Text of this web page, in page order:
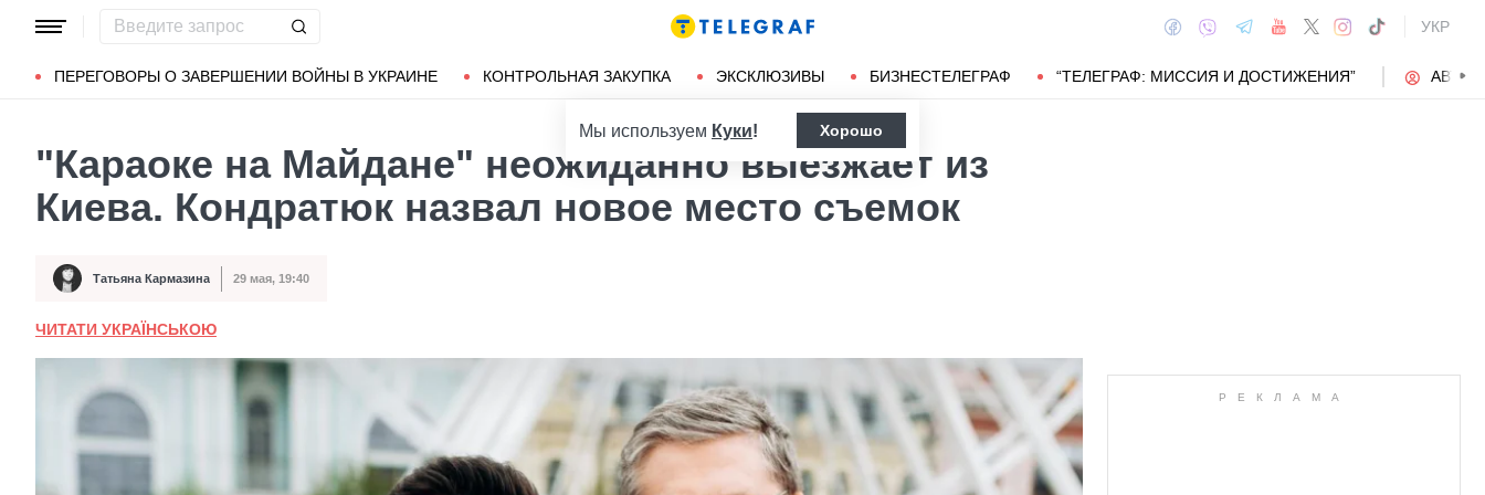
УКР
ПЕРЕГОВОРЫ О ЗАВЕРШЕНИИ ВОЙНЫ В УКРАИНЕ КОНТРОЛЬНАЯ ЗАКУПКА ЭКСКЛЮЗИВЫ БИЗНЕСТЕЛЕГРАФ “ТЕЛЕГРАФ: МИССИЯ И ДОСТИЖЕНИЯ”
Популярные запросы Мариуполь
Мы используем Куки! Хорошо
"Караоке на Майдане" неожиданно выезжает из
Киева. Кондратюк назвал новое место съемок
Автор Татьяна Кармазина
Дата публикации 29 мая, 19:40
ЧИТАТИ УКРАЇНСЬКОЮ